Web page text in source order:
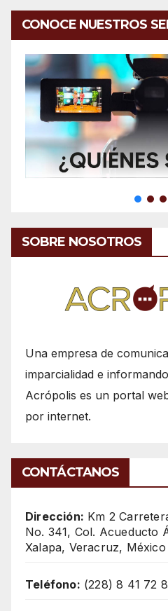
CONOCE NUESTROS
SOBRE NOSOTROS
Una empresa de
imparcialidad e
Acrópolis es un portal
por internet.
CONTÁCTANOS
Dirección: Km 2
No. 341, Col. Acueducto
Xalapa, Veracruz, México
Teléfono: (228) 8 41 72